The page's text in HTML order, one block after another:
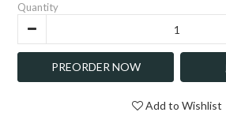
Quantity
PREORDER NOW
Add to Wishlist